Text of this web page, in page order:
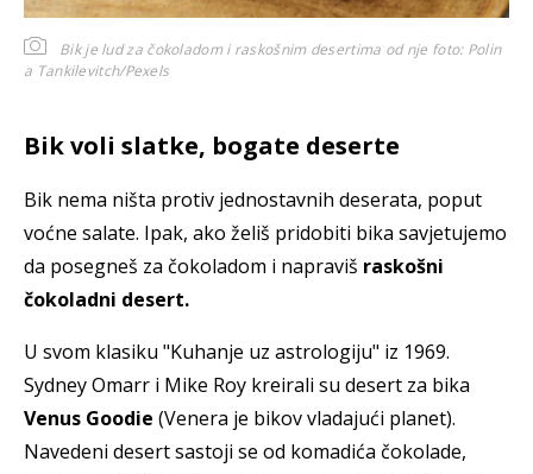
Bik je lud za čokoladom i raskošnim desertima od nje foto: Polin
a Tankilevitch/Pexels
Bik voli slatke, bogate deserte
Bik nema ništa protiv jednostavnih deserata, poput
voćne salate. Ipak, ako želiš pridobiti bika savjetujemo
da posegneš za čokoladom i napraviš raskošni
čokoladni desert.
U svom klasiku "Kuhanje uz astrologiju" iz 1969.
Sydney Omarr i Mike Roy kreirali su desert za bika
Venus Goodie (Venera je bikov vladajući planet).
Navedeni desert sastoji se od komadića čokolade,